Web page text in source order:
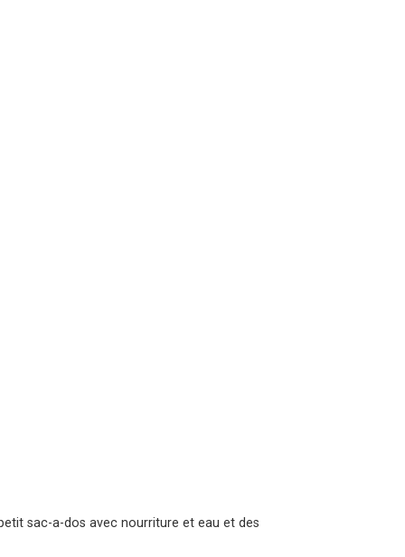
sac-a-dos avec nourriture et eau et des